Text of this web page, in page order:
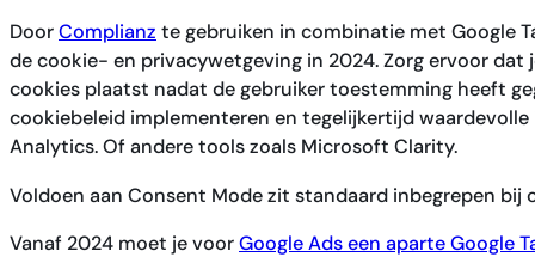
DoorComplianz te gebruiken in combinatie met Google
de cookie- en privacywetgeving in 2024. Zorg ervoor dat
cookies plaatst nadat de gebruiker toestemming heeft
cookiebeleid implementeren en tegelijkertijd
Analytics. Of andere tools zoals Microsoft Clarity.
Voldoen aan Consent Mode zit standaard inbegrepen bij
Vanaf 2024 moet je voorGoogle Ads een aparte Google